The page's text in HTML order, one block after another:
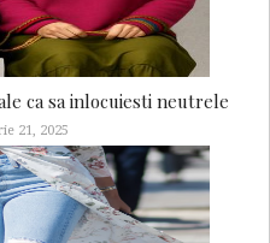
ca sa inlocuiesti neutrele
21, 2025